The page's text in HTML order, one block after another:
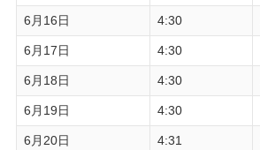
6月16日 4:30
6月17日 4:30
6月18日 4:30
6月19日 4:30
6月20日 4:31